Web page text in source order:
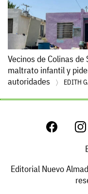
Vecinos de Colinas
maltrato infantil y
autoridades
EDITH
Editorial Nuevo